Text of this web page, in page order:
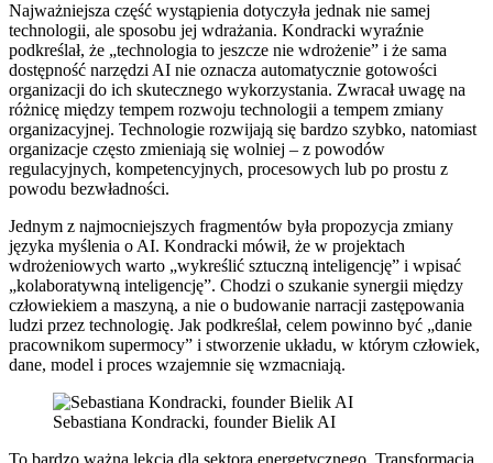
Najważniejsza część wystąpienia dotyczyła jednak nie samej
technologii, ale sposobu jej wdrażania. Kondracki wyraźnie
podkreślał, że „technologia to jeszcze nie wdrożenie” i że sama
dostępność narzędzi AI nie oznacza automatycznie gotowości
organizacji do ich skutecznego wykorzystania. Zwracał uwagę na
różnicę między tempem rozwoju technologii a tempem zmiany
organizacyjnej. Technologie rozwijają się bardzo szybko, natomiast
organizacje często zmieniają się wolniej – z powodów
regulacyjnych, kompetencyjnych, procesowych lub po prostu z
powodu bezwładności.
Jednym z najmocniejszych fragmentów była propozycja zmiany
języka myślenia o AI. Kondracki mówił, że w projektach
wdrożeniowych warto „wykreślić sztuczną inteligencję” i wpisać
„kolaboratywną inteligencję”. Chodzi o szukanie synergii między
człowiekiem a maszyną, a nie o budowanie narracji zastępowania
ludzi przez technologię. Jak podkreślał, celem powinno być „danie
pracownikom supermocy” i stworzenie układu, w którym człowiek,
dane, model i proces wzajemnie się wzmacniają.
Sebastiana Kondracki, founder Bielik AI